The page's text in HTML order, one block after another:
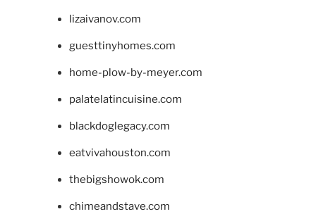
lizaivanov.com
guesttinyhomes.com
home-plow-by-meyer.com
palatelatincuisine.com
blackdoglegacy.com
eatvivahouston.com
thebigshowok.com
chimeandstave.com